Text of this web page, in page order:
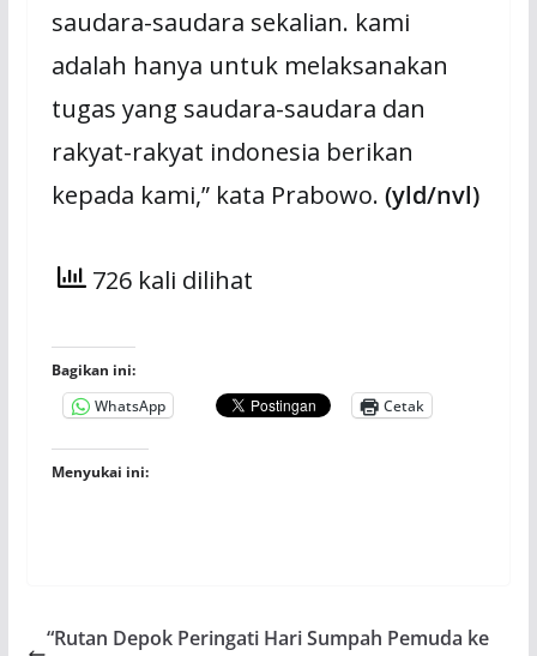
saudara-saudara sekalian. kami
adalah hanya untuk melaksanakan
tugas yang saudara-saudara dan
rakyat-rakyat indonesia berikan
kepada kami,” kata Prabowo. (yld/nvl)
726 kali dilihat
Bagikan ini:
WhatsApp
Cetak
Menyukai ini:
“Rutan Depok Peringati Hari Sumpah Pemuda ke